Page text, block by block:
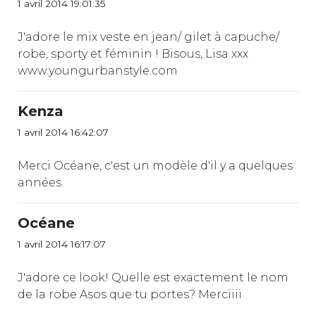
1 avril 2014 19:01:35
J'adore le mix veste en jean/ gilet à capuche/
robe, sporty et féminin ! Bisous, Lisa xxx
www.youngurbanstyle.com
Kenza
1 avril 2014 16:42:07
Merci Océane, c'est un modèle d'il y a quelques
années.
Océane
1 avril 2014 16:17:07
J'adore ce look! Quelle est exactement le nom
de la robe Asos que tu portes? Merciiii